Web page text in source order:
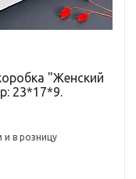
"Женский
23*17*9.
в розницу